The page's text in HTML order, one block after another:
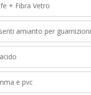
+ Fibra Vetro
amianto per guarnizioni
e pvc